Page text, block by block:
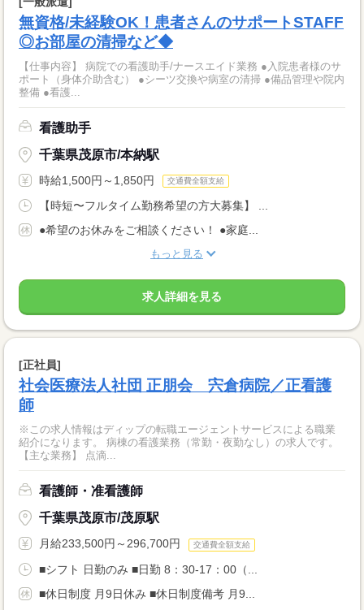
無資格/未経験OK！患者さんのサポートSTAFF
◎お部屋の清掃など◆
【仕事内容】 病院での看護助手/ナースエイド業務 ●入院患者様のサ
ポート（身体介助含む） ●シーツ交換や病室の清掃 ●備品管理や院内
整備 ●看護...
看護助手
千葉県茂原市/本納駅
時給1,500円～1,850円 交通費全額支給
【時短〜フルタイム勤務希望の方大募集】 ...
●希望のお休みをご相談ください！ ●家庭...
もっと見る
求人詳細を見る
[正社員]
社会医療法人社団 正朋会 宍倉病院／正看護
師
※この求人情報はディップの転職エージェントサービスによる職業
紹介になります。 病棟の看護業務（常勤・夜勤なし）の求人です。
【主な業務】 点滴...
看護師・准看護師
千葉県茂原市/茂原駅
月給233,500円～296,700円 交通費全額支給
■シフト 日勤のみ ■日勤 8：30-17：00（...
■休日制度 月9日休み ■休日制度備考 月9...